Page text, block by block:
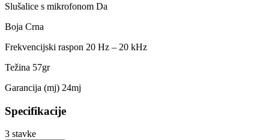
Slušalice s mikrofonom Da
Boja Crna
Frekvencijski raspon 20 Hz – 20 kHz
Težina 57gr
Garancija (mj) 24mj
Specifikacije
3 stavke